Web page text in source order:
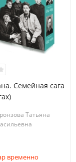
Семейная сага
Татьяна
временно